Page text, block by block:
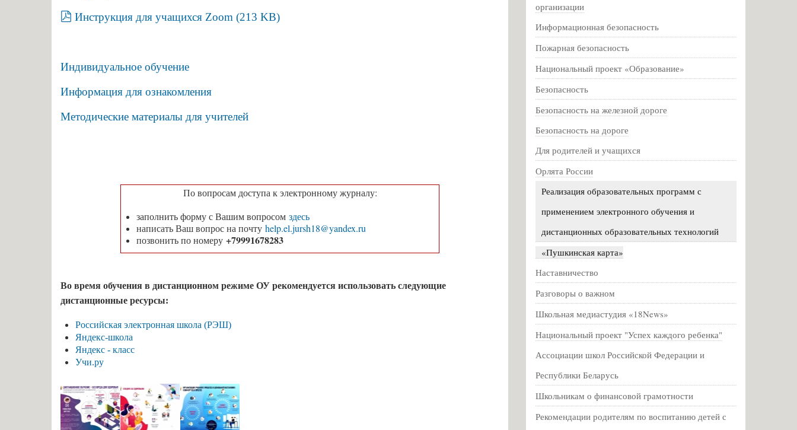
pdf
Инструкция для учащихся Zoom (213 KB)
Индивидуальное обучение
Информация для ознакомления
Методические материалы для учителей
По вопросам доступа к электронному журналу:
заполнить форму с Вашим вопросом здесь
написать Ваш вопрос на почту help.el.jursh18@yandex.ru
позвонить по номеру +79991678283
Во время обучения в дистанционном режиме ОУ рекомендуется использовать следующие
дистанционные ресурсы:
Российская электронная школа (РЭШ)
Яндекс-школа
Яндекс - класс
Учи.ру
организации
Информационная безопасность
Пожарная безопасность
Национальный проект «Образование»
Безопасность
Безопасность на железной дороге
Безопасность на дороге
Для родителей и учащихся
Орлята России
Реализация образовательных программ с
применением электронного обучения и
дистанционных образовательных технологий
«Пушкинская карта»
Наставничество
Разговоры о важном
Школьная медиастудия «18News»
Национальный проект "Успех каждого ребенка"
Ассоциации школ Российской Федерации и
Республики Беларусь
Школьникам о финансовой грамотности
Рекомендации родителям по воспитанию детей с